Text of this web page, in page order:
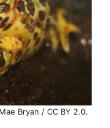
Bryan / CC BY 2.0.